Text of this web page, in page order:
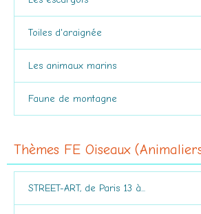
Toiles d'araignée
Les animaux marins
Faune de montagne
Thèmes FE Oiseaux
STREET-ART, de Paris 13 à...